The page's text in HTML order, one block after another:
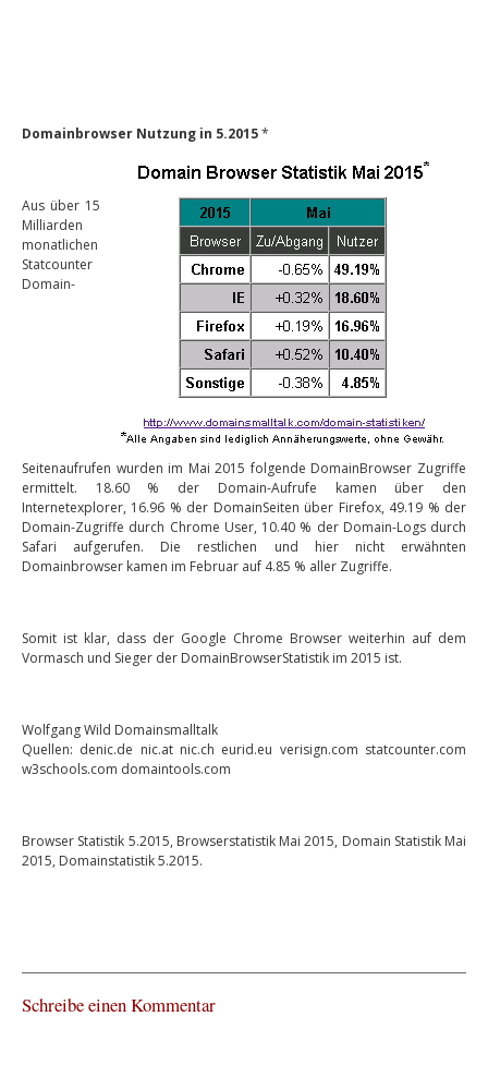
Domainbrowser Nutzung in 5.2015*
Aus über 15
Milliarden
monatlichen
Statcounter
Domain-
Seitenaufrufen wurden im Mai 2015 folgende DomainBrowser Zugriffe
ermittelt. 18.60 % der Domain-Aufrufe kamen über den
Internetexplorer, 16.96 % der DomainSeiten über Firefox, 49.19 % der
Domain-Zugriffe durch Chrome User, 10.40 % der Domain-Logs durch
Safari aufgerufen. Die restlichen und hier nicht erwähnten
Domainbrowser kamen im Februar auf 4.85 % aller Zugriffe.
Somit ist klar, dass der Google Chrome Browser weiterhin auf dem
Vormasch und Sieger der DomainBrowserStatistik im 2015 ist.
Wolfgang Wild Domainsmalltalk
Quellen: denic.de nic.at nic.ch eurid.eu verisign.com statcounter.com
w3schools.com domaintools.com
Browser Statistik 5.2015, Browserstatistik Mai 2015, Domain Statistik Mai
2015, Domainstatistik 5.2015.
Schreibe einen Kommentar